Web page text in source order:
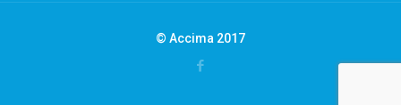
© Accima 2017